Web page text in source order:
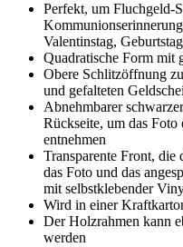
Perfekt, um Fluchgeld-
Valentinstag,
Quadratische Form mit
Obere Schlitzöffnung
und gefalteten
Abnehmbarer
Rückseite, um das Foto
entnehmen
Transparente Front, die
das Foto und das
mitselbstklebender
Wird in einer
Der Holzrahmen kann
werden